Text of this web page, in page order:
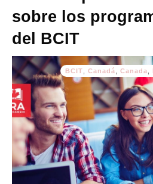
sobre los
del BCIT
BCIT Canadá Canada